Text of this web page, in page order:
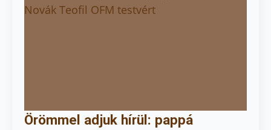
Örömmel adjuk hírül: pappá